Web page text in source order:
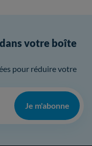
votre boîte
pour réduire votre
Je m'abonne